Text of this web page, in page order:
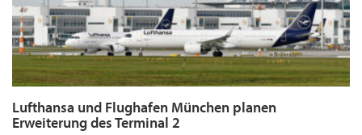
Lufthansa und Flughafen München planen
Erweiterung des Terminal 2